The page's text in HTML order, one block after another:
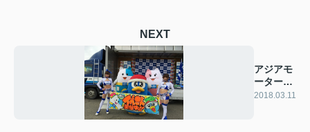
NEXT
アジアモ
ーターカ
ップ
2018.03.11